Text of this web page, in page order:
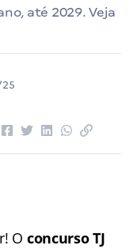
até 2029. Veja
O concurso TJ